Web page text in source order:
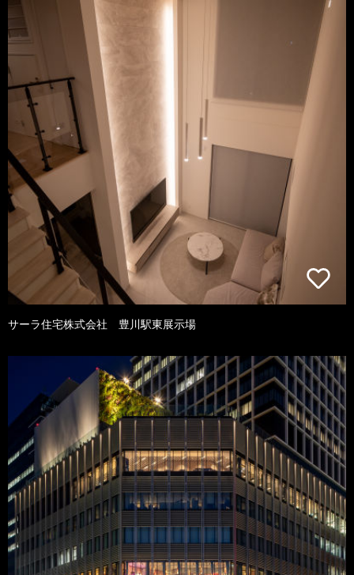
サーラ住宅株式会社 豊川駅東展示場